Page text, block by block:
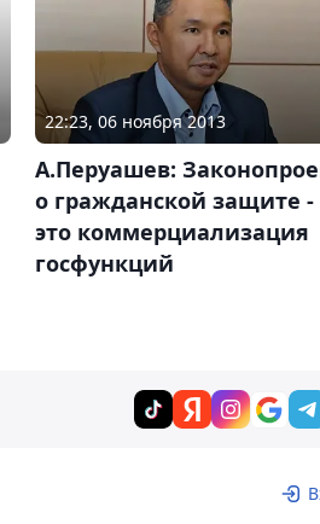
22:23, 06 ноября 2013
А.Перуашев:
о гражданской защите -
это коммерциализация
госфункций